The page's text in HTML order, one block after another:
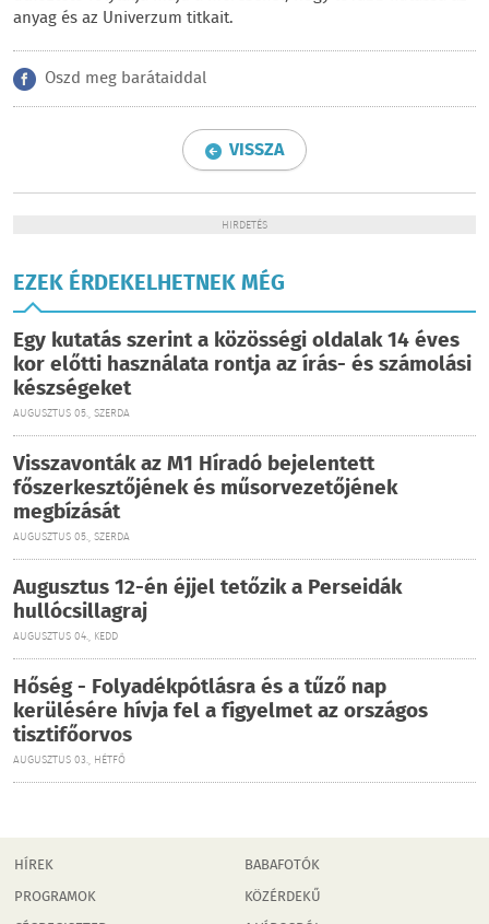
anyag és az Univerzum titkait.
Oszd meg barátaiddal
VISSZA
HIRDETÉS
EZEK ÉRDEKELHETNEK MÉG
Egy kutatás szerint a közösségi oldalak 14 éves
kor előtti használata rontja az írás- és számolási
készségeket
AUGUSZTUS 05., SZERDA
Visszavonták az M1 Híradó bejelentett
főszerkesztőjének és műsorvezetőjének
megbízását
AUGUSZTUS 05., SZERDA
Augusztus 12-én éjjel tetőzik a Perseidák
hullócsillagraj
AUGUSZTUS 04., KEDD
Hőség - Folyadékpótlásra és a tűző nap
kerülésére hívja fel a figyelmet az országos
tisztifőorvos
AUGUSZTUS 03., HÉTFŐ
HÍREK
PROGRAMOK
BABAFOTÓK
KÖZÉRDEKŰ